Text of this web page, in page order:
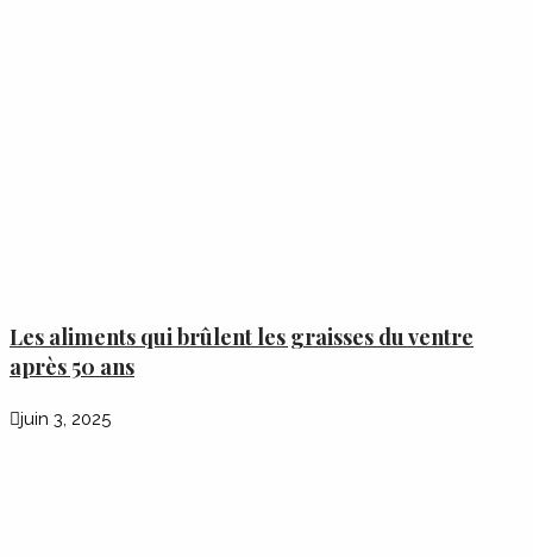
Les aliments qui brûlent les graisses du ventre
après 50 ans
juin 3, 2025